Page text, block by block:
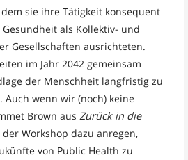
sie ihre Tätigkeit konsequent
als Kollektiv- und
Gesellschaften ausrichteten.
im Jahr 2042 gemeinsam
der Menschheit langfristig zu
wenn wir (noch) keine
Brown aus Zurück in die
Workshop dazu anregen,
von Public Health zu